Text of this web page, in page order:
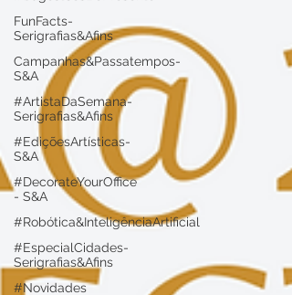
FunFacts-
Serigrafias&Afins
Campanhas&Passatempos-
S&A
#ArtistaDaSemana-
Serigrafias&Afins
#EdiçõesArtísticas-
S&A
#DecorateYourOffice
- S&A
#Robótica&InteligênciaArtificial
#EspecialCidades-
Serigrafias&Afins
#Novidades